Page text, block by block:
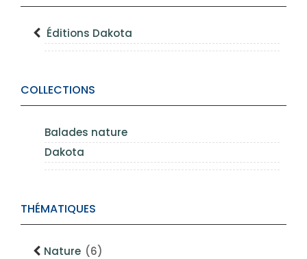
Éditions Dakota
COLLECTIONS
Balades nature
Dakota
THÉMATIQUES
Nature (6)